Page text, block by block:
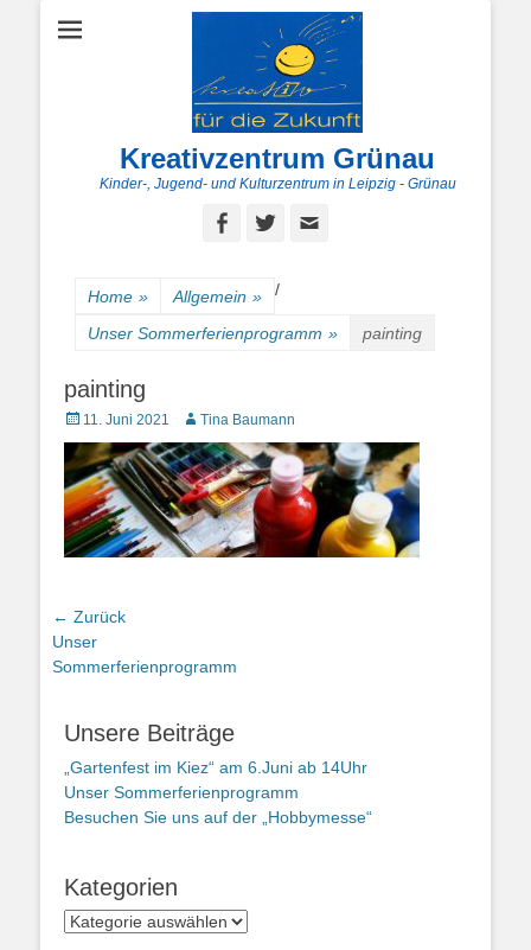
Kreativzentrum Grünau
Kinder-, Jugend- und Kulturzentrum in Leipzig - Grünau
Facebook
Twitter
Home » Allgemein » /
Unser Sommerferienprogramm » painting
painting
Posted
on
11. Juni 2021 AutorTina Baumann
Beitragsnavigation
← Zurück
Vorheriger
Beitrag:
Unser
Sommerferienprogramm
Unsere Beiträge
„Gartenfest im Kiez“ am 6.Juni ab 14Uhr
Unser Sommerferienprogramm
Besuchen Sie uns auf der „Hobbymesse“
Kategorien
Kategorien